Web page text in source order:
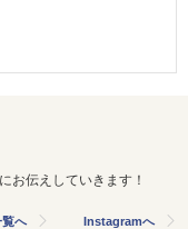
お伝えしていきます！
覧へ Instagramへ